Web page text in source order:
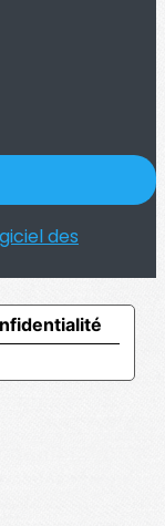
des